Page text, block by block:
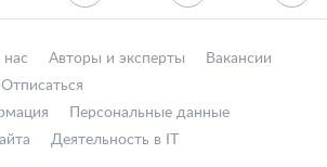
Авторы и эксперты
Вакансии
Отписаться
Персональные данные
Деятельность в IT